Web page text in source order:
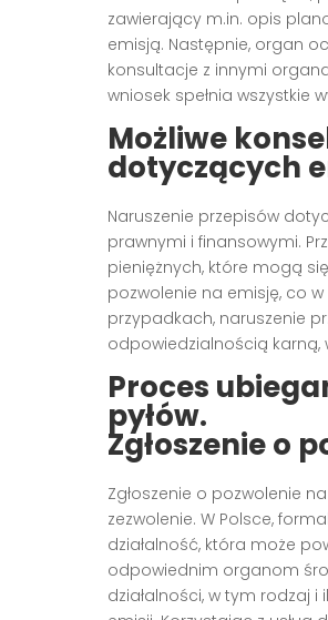
zawierający m.in. opis
emisją. Następnie, organ
konsultacje z innymi
wniosek spełnia
Możliwe
dotyczących
Naruszenie przepisów
prawnymi i finansowymi.
pieniężnych, które mogą
pozwolenie na emisję, co
przypadkach, naruszenie
odpowiedzialnością
Proces
pyłów.
Zgłoszenie o
Zgłoszenie o pozwolenie
zezwolenie. W Polsce,
działalność, która może
odpowiednim organom
działalności, w tym rodzaj